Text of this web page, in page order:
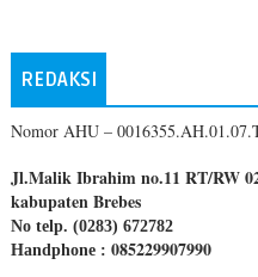
REDAKSI
Nomor AHU –
Jl.Malik Ibrahim no.11 RT/RW
kabupaten Brebes
No telp. (0283) 672782
Handphone : 085229907990